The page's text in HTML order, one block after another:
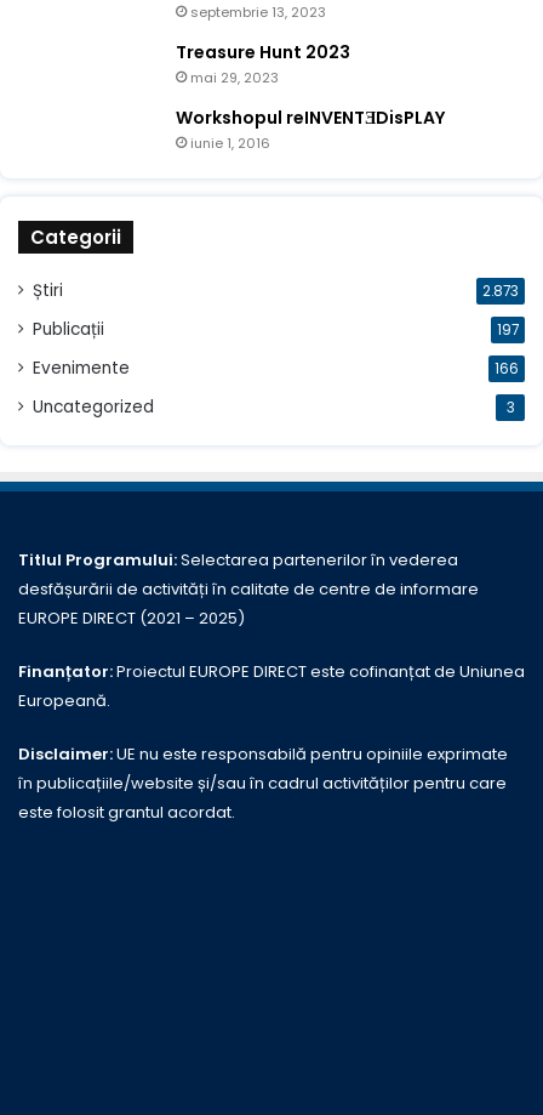
septembrie 13, 2023
Treasure Hunt 2023
mai 29, 2023
Workshopul reINVENTƎDisPLAY
iunie 1, 2016
Categorii
Știri 2.873
Publicații 197
Evenimente 166
Uncategorized 3
Titlul Programului:Selectarea partenerilor în vederea
desfășurării de activități în calitate de centre de informare
EUROPE DIRECT (2021 – 2025)
Finanțator:Proiectul EUROPE DIRECT este cofinanțat de Uniunea
Europeană.
Disclaimer:UE nu este responsabilă pentru opiniile exprimate
în publicațiile/website și/sau în cadrul activităților pentru care
este folosit grantul acordat.